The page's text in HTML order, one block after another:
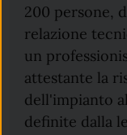
200 persone,
relazione
un
attestante la
dell'impianto
definite dalla